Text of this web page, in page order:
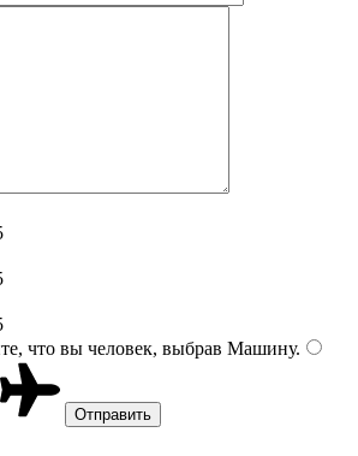
что вы человек, выбрав Машину.